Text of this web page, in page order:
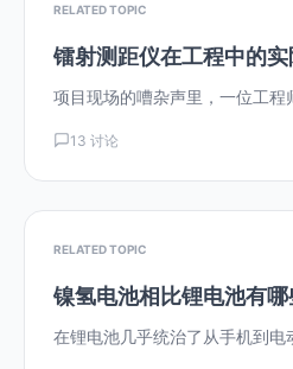
RELATED TOPIC
镭射测距仪在工程中的实
项目现场的嘈杂声里，一位工程
13 讨论
RELATED TOPIC
镍氢电池相比锂电池有哪
在锂电池几乎统治了从手机到电